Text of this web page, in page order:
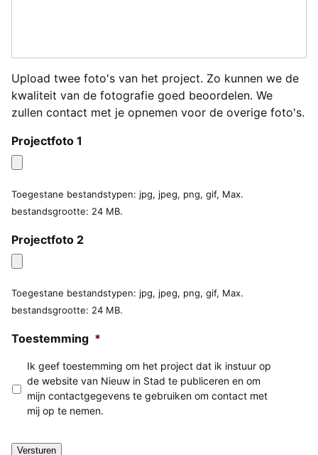
Upload twee foto's van het project. Zo kunnen we de
kwaliteit van de fotografie goed beoordelen. We
zullen contact met je opnemen voor de overige foto's.
Projectfoto 1
Toegestane bestandstypen: jpg, jpeg, png, gif, Max.
bestandsgrootte: 24 MB.
Projectfoto 2
Toegestane bestandstypen: jpg, jpeg, png, gif, Max.
bestandsgrootte: 24 MB.
Toestemming *
Ik geef toestemming om het project dat ik instuur op
de website van Nieuw in Stad te publiceren en om
mijn contactgegevens te gebruiken om contact met
mij op te nemen.
Versturen